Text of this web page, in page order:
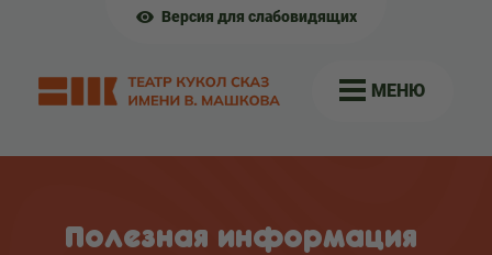
Версия для слабовидящих
МЕНЮ
Полезная информация